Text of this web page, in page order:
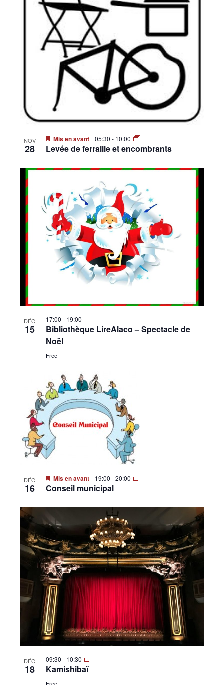
GenèveNOV
28
Mis en avant 05:30 - 10:00
Levée de ferraille et encombrants
DÉC
15
17:00 - 19:00
Bibliothèque LireAlaco – Spectacle de
Noël
Free
DÉC
16
Mis en avant 19:00 -20:00
Conseil municipal
DÉC
18
09:30 - 10:30
Kamishibaï